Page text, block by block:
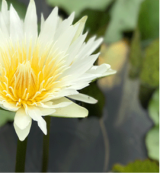
ーパークは、夏祭りを行っておりま
意しておりま～す(^_-)-☆
ており、午後８時30分まで営業して
しください。
まめな水分補給や休息も必要となり
をつけください。
ベントも開催しております。びしょ
吹き飛ばしましょう！
）ご用意くださいね(^_-)-☆